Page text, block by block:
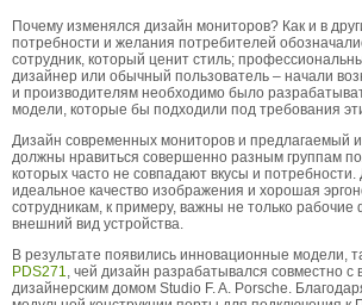
Почему изменялся дизайн мониторов? Как и в
потребности и желания потребителей
сотрудник, который ценит стиль;
дизайнер или обычный пользователь – начали
и производителям необходимо было
модели, которые бы подходили под требования
Дизайн современных мониторов и предлагаемый
должны нравиться совершенно разным группам
которых часто не совпадают вкусы и
идеальное качество изображения и хорошая
сотрудникам, к примеру, важны не только рабочие
внешний вид устройства.
В результате появились инновационные модели,
PDS271
, чей дизайн разрабатывался совместно
дизайнерским домом Studio F. A. Porsche.